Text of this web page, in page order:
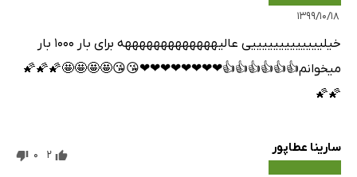
۱۳۹۹/۱۰/۱۸
خیلیییییییییییییی عالیهههههههههههههه برای بار ۱۰۰۰ بار
میخوانم👍👍👍👍👍👍❤❤❤❤❤❤❤❤😘😘🤩🤩🤩🤩🌠🌠🌠
🌠🌠
سارینا عطاپور 2
0